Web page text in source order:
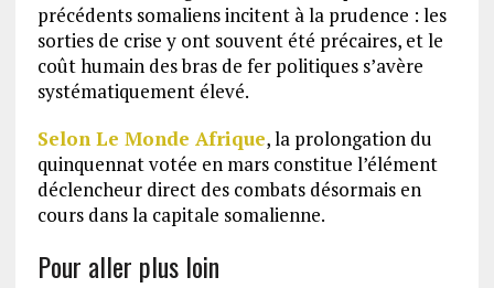
précédents somaliens incitent à la prudence : les
sorties de crise y ont souvent été précaires, et le
coût humain des bras de fer politiques s’avère
systématiquement élevé.
Selon Le Monde Afrique, la prolongation du
quinquennat votée en mars constitue l’élément
déclencheur direct des combats désormais en
cours dans la capitale somalienne.
Pour aller plus loin